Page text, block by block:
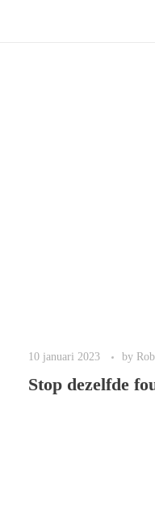
10 januari 2023 by
Stop dezelfde